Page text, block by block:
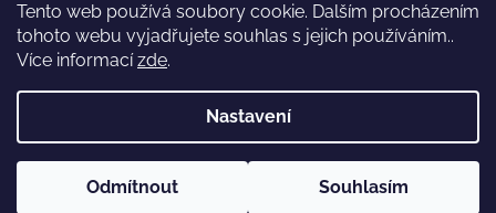
Tento web používá soubory cookie. Dalším procházením
tohoto webu vyjadřujete souhlas s jejich používáním..
Více informacízde.
Nastavení
Odmítnout Souhlasím
Z důvodu čerpání dovolené budeme produkty doručovat až po
crazypaws.cz
Upravit nastavení cookies